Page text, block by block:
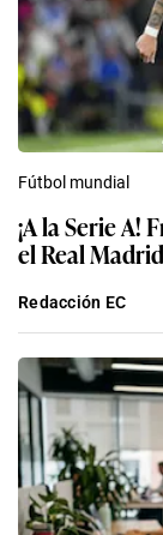
Fútbol mundial
¡A la Serie
el Real
Redacción EC